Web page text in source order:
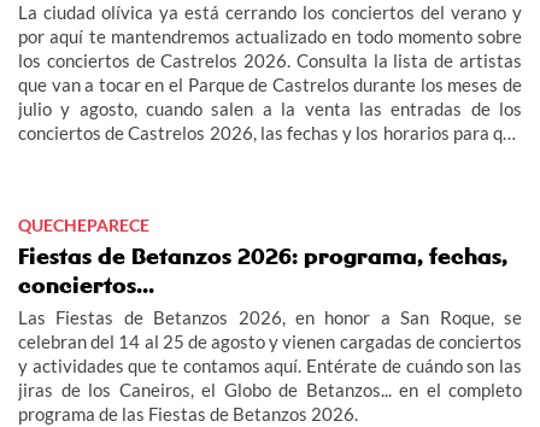
La ciudad olívica ya está cerrando los conciertos del verano y
por aquí te mantendremos actualizado en todo momento sobre
los conciertos de Castrelos 2026. Consulta la lista de artistas
que van a tocar en el Parque de Castrelos durante los meses de
julio y agosto, cuando salen a la venta las entradas de los
conciertos de Castrelos 2026, las fechas y los horarios para que
QUECHEPARECE
Fiestas de Betanzos 2026: programa, fechas,
conciertos...
Las Fiestas de Betanzos 2026, en honor a San Roque, se
celebran del 14 al 25 de agosto y vienen cargadas de conciertos
y actividades que te contamos aquí. Entérate de cuándo son las
jiras de los Caneiros, el Globo de Betanzos... en el completo
programa de las Fiestas de Betanzos 2026.